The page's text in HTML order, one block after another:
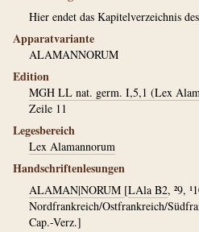
Hier endet das Kapitelverzeichnis
Apparatvariante
ALAMANNORUM
Edition
MGH LL nat. germ. I,5,1 (Lex
Zeile 11
Legesbereich
Lex Alamannorum
Handschriftenlesungen
ALAMAN|NORUM [LAla B2, ²9,
Nordfrankreich/Ostfrankreich/
Cap.-Verz.]